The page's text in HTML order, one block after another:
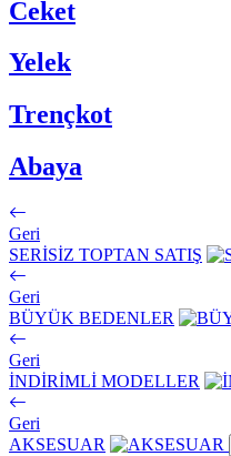
Ceket
Yelek
Trençkot
Abaya
Geri
SERİSİZ TOPTAN SATIŞ
Geri
BÜYÜK BEDENLER
Geri
İNDİRİMLİ MODELLER
Geri
AKSESUAR